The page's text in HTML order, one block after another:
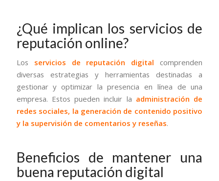
¿Qué implican los servicios de
reputación online?
Los servicios de reputación digital comprenden
diversas estrategias y herramientas destinadas a
gestionar y optimizar la presencia en línea de una
empresa. Estos pueden incluir la administración de
redes sociales, la generación de contenido positivo
y la supervisión de comentarios y reseñas.
Beneficios de mantener una
buena reputación digital